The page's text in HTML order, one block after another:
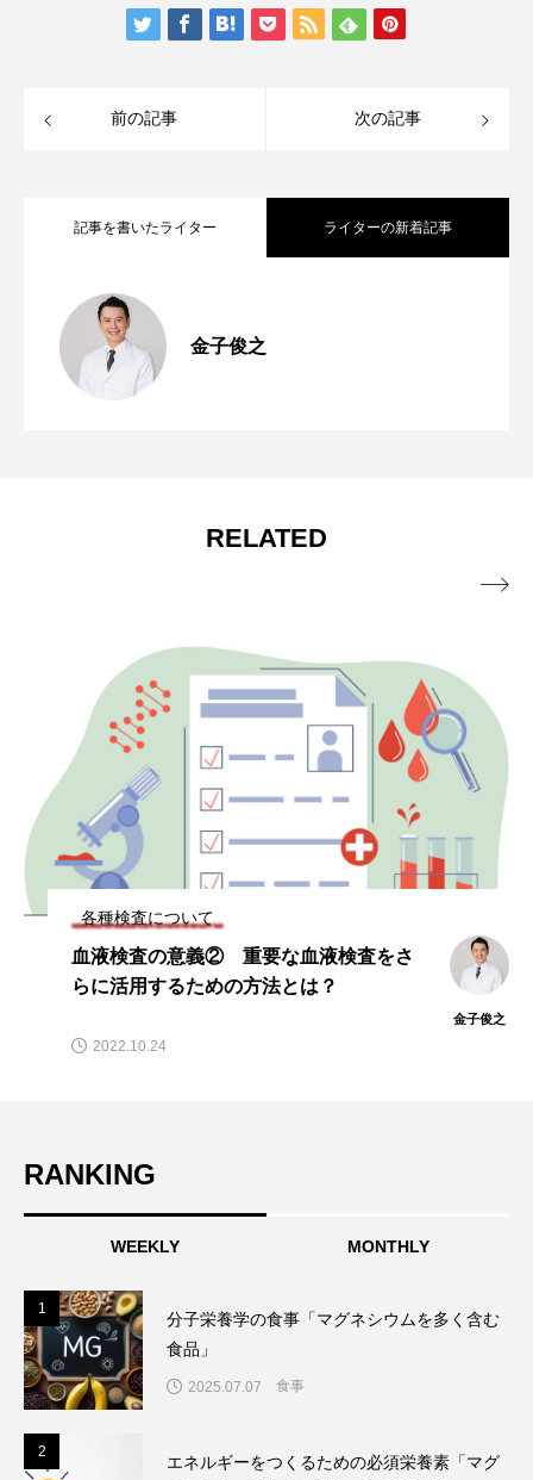
前の記事 次の記事
記事を書いたライター ライターの新着記事
金子俊之
2026.06.19
2026.01.16
RELATED
各種検査について
血液検査の意義② 重要な血液検査をさ
らに活用するための方法とは？
金子俊之
2022.10.24

RANKING
WEEKLY MONTHLY
1
分子栄養学の食事「マグネシウムを多く含む
食品」
2025.07.07 食事
2
エネルギーをつくるための必須栄養素「マグ